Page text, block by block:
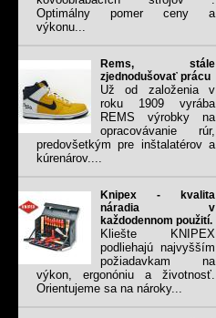
Optimálny pomer ceny a
výkonu...
Rems, stále
zjednodušovať prácu
Už od založenia v
roku 1909 vyrába
REMS výrobky na
opracovávanie rúr,
predovšetkým pre inštalatérov a
kúrenárov....
Knipex - kvalita
náradia v
každodennom použití.
Kliešte KNIPEX
podliehajú najvyšším
požiadavkam na
výkon, ergonóniu a životnosť.
Orientujeme sa na nároky...